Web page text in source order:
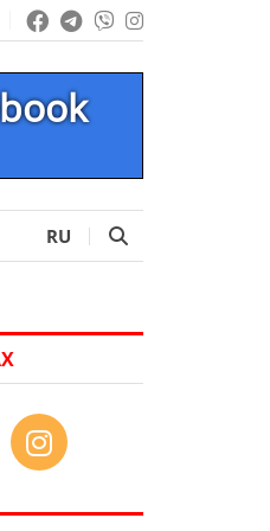
RU